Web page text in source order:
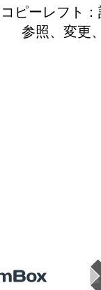
コピーレフト：
参照、変更